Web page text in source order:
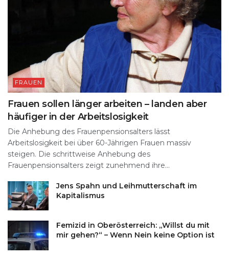
FRAUEN
Frauen sollen länger arbeiten – landen aber
häufiger in der Arbeitslosigkeit
Die Anhebung des Frauenpensionsalters lässt
Arbeitslosigkeit bei über 60-Jährigen Frauen massiv
steigen. Die schrittweise Anhebung des
Frauenpensionsalters zeigt zunehmend ihre...
Jens Spahn und Leihmutterschaft im
Kapitalismus
Femizid in Oberösterreich: „Willst du mit
mir gehen?“ – Wenn Nein keine Option ist